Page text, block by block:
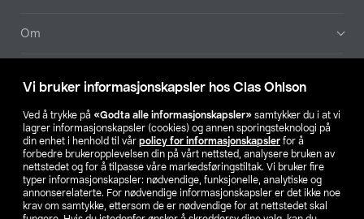
Vi bruker informasjonskapsler hos Clas Ohlson
Ved å trykke på «Godta alle informasjonskapsler» samtykker du i at vi
lagrer informasjonskapsler (cookies) og annen sporingsteknologi på
din enhet i henhold til vår policy for informasjonskapsler for å
forbedre brukeropplevelsen din på vårt nettsted, analysere bruken av
nettstedet og for å tilpasse våre markedsføringstiltak. Vi bruker fire
typer informasjonskapsler: nødvendige, funksjonelle, analytiske og
annonserelaterte. For nødvendige informasjonskapsler er det ikke noe
krav om samtykke, ettersom de er nødvendige for at nettstedet skal
Om
Våre selskaper
Finn din butikk
SE NO FI